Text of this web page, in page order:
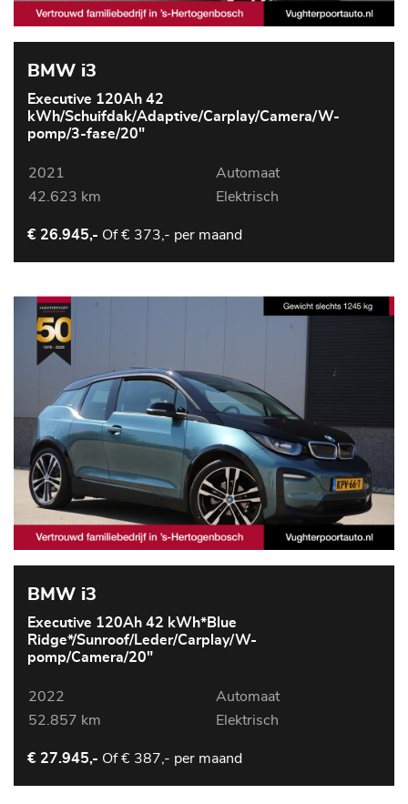
BMW i3
Executive 120Ah 42
kWh/Schuifdak/Adaptive/Carplay/Camera/W-
pomp/3-fase/20"
2021
Automaat
42.623 km
Elektrisch
€ 26.945,- Of€ 373,- per maand
BMW i3
Executive 120Ah 42 kWh*Blue
Ridge*/Sunroof/Leder/Carplay/W-
pomp/Camera/20"
2022
Automaat
52.857 km
Elektrisch
€ 27.945,- Of€ 387,- per maand